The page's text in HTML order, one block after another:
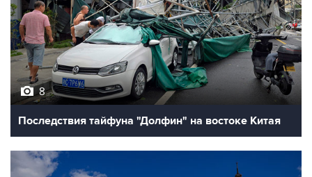
8
Последствия тайфуна "Долфин" на востоке Китая